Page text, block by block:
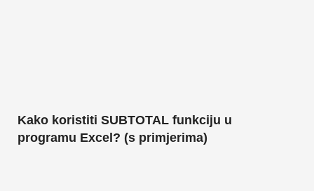
Kako koristiti SUBTOTAL funkciju u
programu Excel? (s primjerima)